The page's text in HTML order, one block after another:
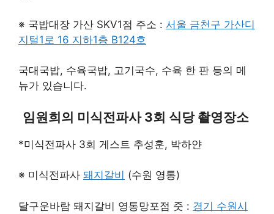
※ 국밥대장 가산 SKV1점 주소 : 서울 금천구 가산디
지털1로 16 지하1층 B124호
국대국밥, 수육국밥, 고기국수, 수육 한 판 등의 메
뉴가 있습니다.
임원희의 미식전파사 3회 식당 촬영장소
*미식전파사 3회 게스트 추성훈, 박하얀
※ 미식전파사 돼지갈비 (수원 영통)
달구운바람 돼지갈비 영통망포점 줏 : 경기 수원시